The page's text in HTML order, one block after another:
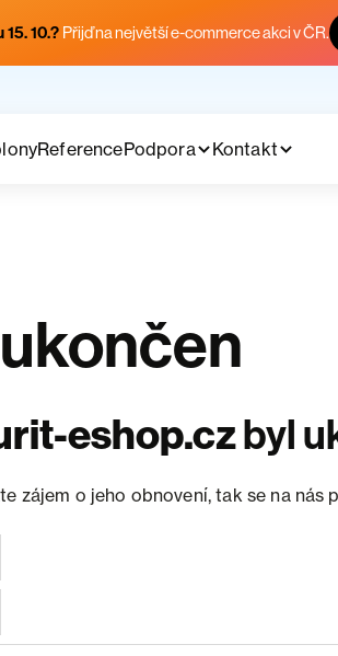
10.? Přijď na největší e-commerce akci v ČR.
ReferencePodpora Kontakt
eshop.czbyl
zájem o jeho obnovení, tak se na nás